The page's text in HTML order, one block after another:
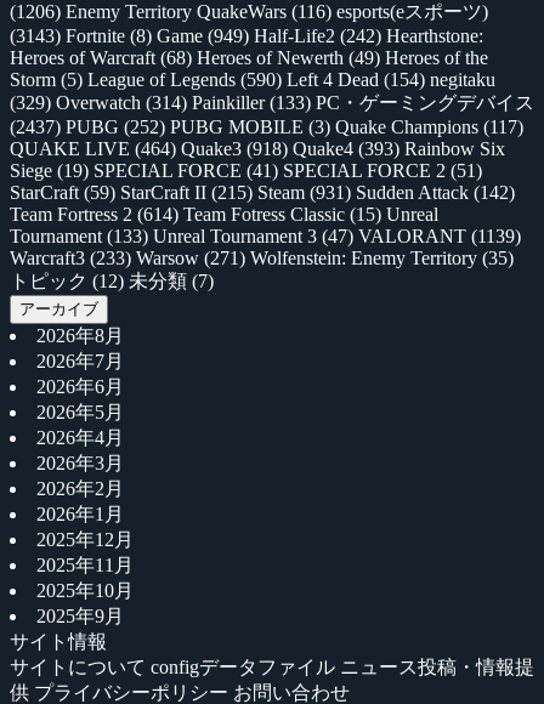
(1206) Enemy Territory QuakeWars (116) esports(eスポーツ)
(3143) Fortnite (8) Game (949) Half-Life2 (242) Hearthstone:
Heroes of Warcraft (68) Heroes of Newerth (49) Heroes of the
Storm (5) League of Legends (590) Left 4 Dead (154) negitaku
(329) Overwatch (314) Painkiller(133) PC・ゲーミングデバイス
(2437) PUBG (252) PUBG MOBILE (3) Quake Champions (117)
QUAKE LIVE (464) Quake3 (918) Quake4 (393) Rainbow Six
Siege (19) SPECIAL FORCE (41) SPECIAL FORCE 2 (51)
StarCraft (59) StarCraft II (215) Steam (931) Sudden Attack (142)
Team Fortress 2 (614) Team Fotress Classic (15) Unreal
Tournament (133) Unreal Tournament 3 (47) VALORANT (1139)
Warcraft3 (233) Warsow (271) Wolfenstein: Enemy Territory (35)
トピック (12) 未分類 (7)
アーカイブ
2026年8月
2026年7月
2026年6月
2026年5月
2026年4月
2026年3月
2026年2月
2026年1月
2025年12月
2025年11月
2025年10月
2025年9月
サイト情報
サイトについて configデータファイル ニュース投稿・情報提
供 プライバシーポリシー お問い合わせ